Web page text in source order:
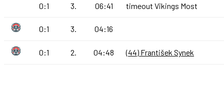
0:1 3. 06:41 timeout Vikings Most
0:1 3. 04:16
0:1 2. 04:48 (44) František Synek